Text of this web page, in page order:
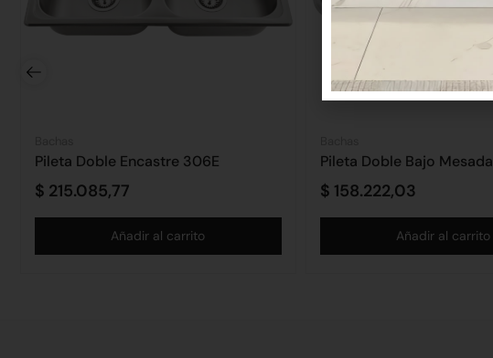
Pileta Doble Encastre 306E
$ 215.085,77
Añadir al carrito
Pileta Doble Bajo
$ 158.222,03
Añadir al carrito